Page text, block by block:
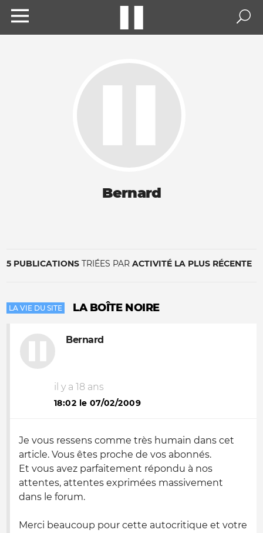
Bernard
5 PUBLICATIONS TRIÉES PAR ACTIVITÉ LA PLUS RÉCENTE
LA VIE DU SITE LA BOÎTE NOIRE
Bernard
il y a 18 ans
18:02 le 07/02/2009
Je vous ressens comme très humain dans cet
article. Vous êtes proche de vos abonnés.
Et vous avez parfaitement répondu à nos
attentes, attentes exprimées massivement
dans le forum.
Merci beaucoup pour cette autocritique et votre